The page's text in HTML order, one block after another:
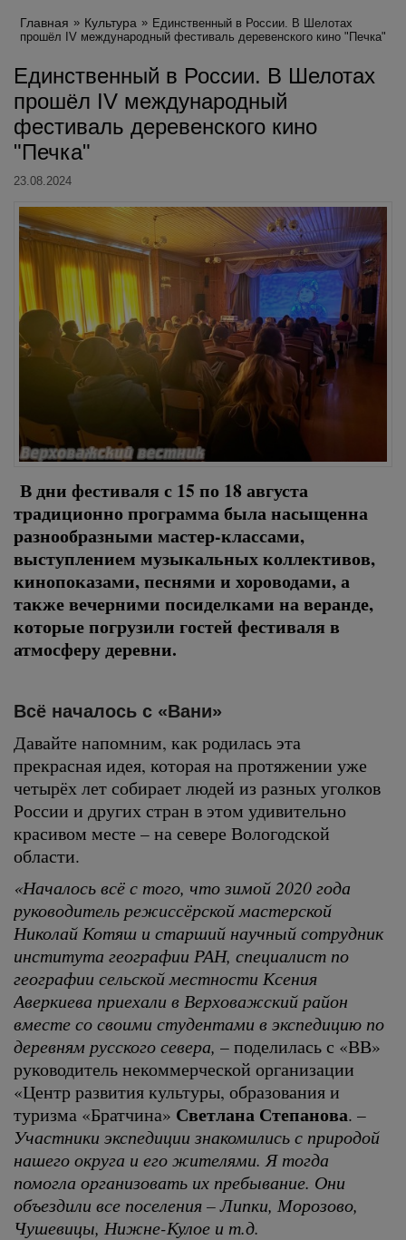
Главная Культура
Единственный в России. В Шелотах
прошёл IV международный фестиваль деревенского кино "Печка"
Единственный в России. В Шелотах
прошёл IV международный
фестиваль деревенского кино
"Печка"
23.08.2024
В дни фестиваля с 15 по 18 августа
традиционно программа была насыщенна
разнообразными мастер-классами,
выступлением музыкальных коллективов,
кинопоказами, песнями и хороводами, а
также вечерними посиделками на веранде,
которые погрузили гостей фестиваля в
атмосферу деревни.
Всё началось с «Вани»
Давайте напомним, как родилась эта
прекрасная идея, которая на протяжении уже
четырёх лет собирает людей из разных уголков
России и других стран в этом удивительно
красивом месте – на севере Вологодской
области.
«Началось всё с того, что зимой 2020 года
руководитель режиссёрской мастерской
Николай Котяш и старший научный сотрудник
института географии РАН, специалист по
географии сельской местности Ксения
Аверкиева приехали в Верховажский район
вместе со своими студентами в экспедицию по
деревням русского севера, – поделилась с «ВВ»
руководитель некоммерческой организации
«Центр развития культуры, образования и
туризма «Братчина» Светлана Степанова. –
Участники экспедиции знакомились с природой
нашего округа и его жителями. Я тогда
помогла организовать их пребывание. Они
объездили все поселения – Липки, Морозово,
Чушевицы, Нижне-Кулое и т.д.